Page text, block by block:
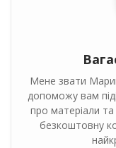
Мене звати
допоможу вам
про матеріали та
безкоштовну